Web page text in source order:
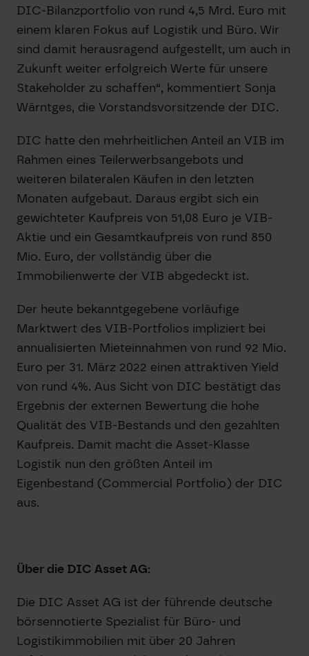
DIC-Bilanzportfolio von rund 4,5 Mrd. Euro mit
einem klaren Fokus auf Logistik und Büro. Wir
sind damit herausragend aufgestellt, um auch in
Zukunft weiter erfolgreich Werte für unsere
Stakeholder zu schaffen“, kommentiert Sonja
Wärntges, die Vorstandsvorsitzende der DIC.
DIC hatte den mehrheitlichen Anteil an VIB im
Rahmen eines Teilerwerbsangebots und
weiteren bilateralen Käufen in den letzten
Monaten aufgebaut. Daraus ergibt sich ein
gewichteter Kaufpreis von 51,08 Euro je VIB-
Aktie und ein Gesamtkaufpreis von rund 850
Mio. Euro, der vollständig über die
Immobilienwerte der VIB abgedeckt ist.
Der heute bekanntgegebene vorläufige
Marktwert des VIB-Portfolios impliziert bei
annualisierten Mieteinnahmen von rund 92 Mio.
Euro per 31. März 2022 einen attraktiven Yield
von rund 4%. Aus Sicht von DIC bestätigt das
Ergebnis der externen Bewertung die hohe
Qualität des VIB-Bestands und den gezahlten
Kaufpreis. Damit macht die Asset-Klasse
Logistik nun den größten Anteil im
Eigenbestand (Commercial Portfolio) der DIC
aus.
Über die DIC Asset AG:
Die DIC Asset AG ist der führende deutsche
börsennotierte Spezialist für Büro- und
Logistikimmobilien mit über 20 Jahren